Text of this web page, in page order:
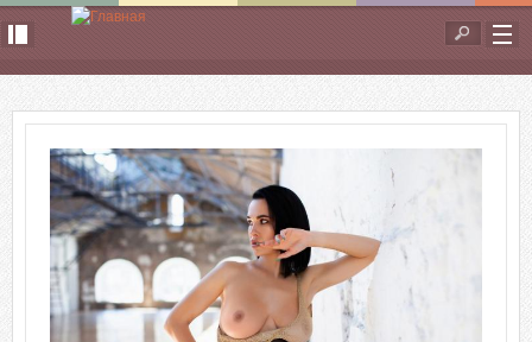
Перейти к основному содержанию
Форма
поиска